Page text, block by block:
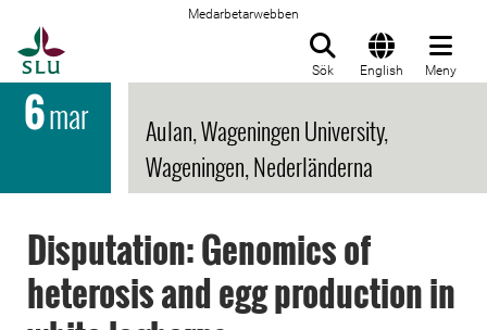
Medarbetarwebben
Sök English Meny
6mar
Aulan, Wageningen University,
Wageningen, Nederländerna
Disputation: Genomics of
heterosis and egg production in